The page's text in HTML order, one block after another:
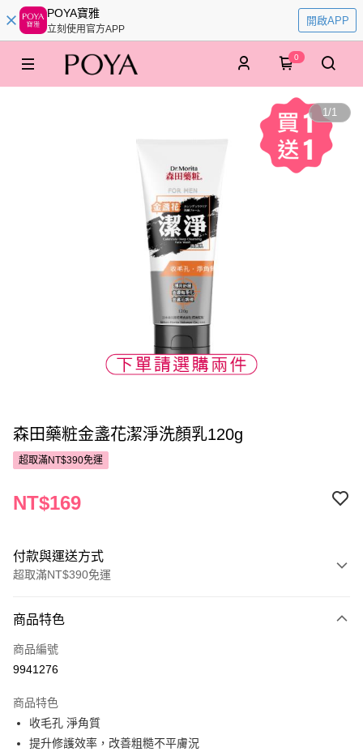
POYA寶雅
立刻使用官方APP
開啟APP
0
1/1
森田藥粧金盞花潔淨洗顏乳120g
超取滿NT$390免運
NT$169
付款與運送方式
超取滿NT$390免運
POYA支付
信用卡一次付款
LINE Pay
Apple Pay
商品特色
商品編號
9941276
商品特色
收毛孔 淨角質
提升修護效率，改善粗糙不平膚況